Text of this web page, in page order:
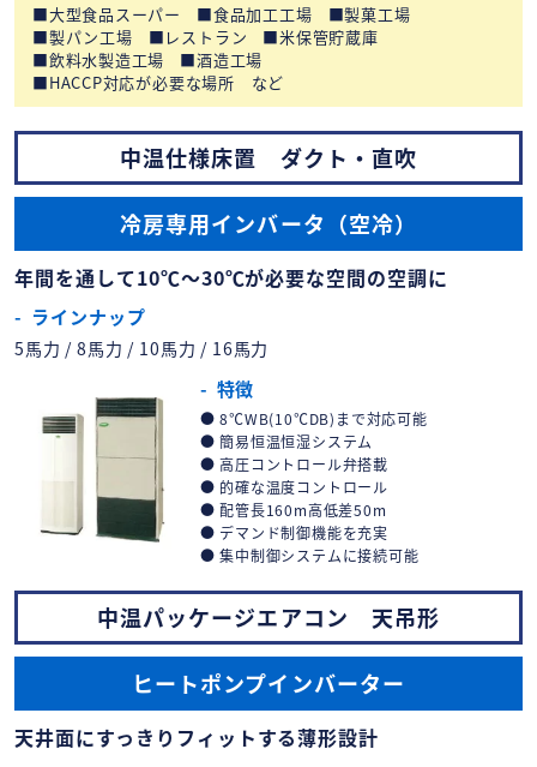
大型食品スーパー 食品加工工場
製菓工場
製パン工場
レストラン
米保管貯蔵庫
飲料水製造工場
酒造工場
HACCP対応が必要な場所 など
中温仕様床置 ダクト・直吹
冷房専用インバータ（空冷）
年間を通して10℃～30℃が必要な空間の空調に
ラインナップ
5馬力 / 8馬力 / 10馬力 / 16馬力
特徴
8℃WB(10℃DB)まで対応可能
簡易恒温恒湿システム
高圧コントロール弁搭載
的確な温度コントロール
配管長160m高低差50m
デマンド制御機能を充実
集中制御システムに接続可能
中温パッケージエアコン 天吊形
ヒートポンプインバーター
天井面にすっきりフィットする薄形設計